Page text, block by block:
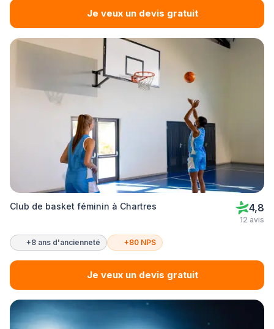
Je veux un devis gratuit
Club de basket féminin à Chartres 4,8
12 avis
+8 ans d'ancienneté +80 NPS
Je veux un devis gratuit